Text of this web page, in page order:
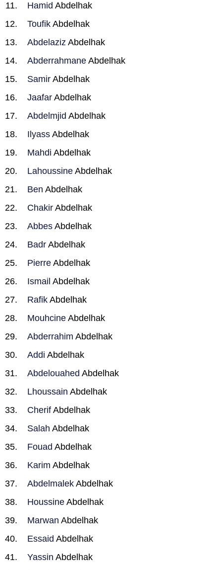
Hamid Abdelhak
Toufik Abdelhak
Abdelaziz Abdelhak
Abderrahmane Abdelhak
Samir Abdelhak
Jaafar Abdelhak
Abdelmjid Abdelhak
Ilyass Abdelhak
Mahdi Abdelhak
Lahoussine Abdelhak
Ben Abdelhak
Chakir Abdelhak
Abbes Abdelhak
Badr Abdelhak
Pierre Abdelhak
Ismail Abdelhak
Rafik Abdelhak
Mouhcine Abdelhak
Abderrahim Abdelhak
Addi Abdelhak
Abdelouahed Abdelhak
Lhoussain Abdelhak
Cherif Abdelhak
Salah Abdelhak
Fouad Abdelhak
Karim Abdelhak
Abdelmalek Abdelhak
Houssine Abdelhak
Marwan Abdelhak
Essaid Abdelhak
Yassin Abdelhak